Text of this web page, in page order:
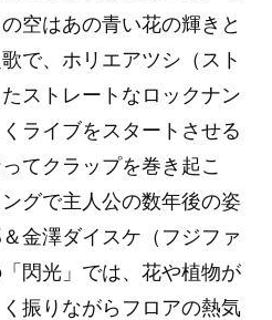
空はあの青い花の輝きと
で、ホリエアツシ（スト
ストレートなロックナン
ライブをスタートさせる
てクラップを巻き起こ
グで主人公の数年後の姿
金澤ダイスケ（フジファ
閃光」では、花や植物が
振りながらフロアの熱気